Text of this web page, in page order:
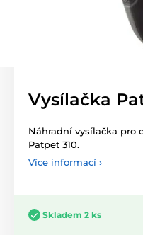
Vysílačka
Náhradní vysílačka pro
Patpet 310.
Více informací ›
Skladem 2 ks